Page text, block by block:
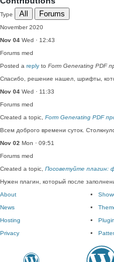
Type All Forums
November 2020
Nov 04 Wed · 12:43
Forums med
Posted a reply to Form Generating PDF
Спасибо, решение нашел, шрифты,
Nov 04 Wed · 11:33
Forums med
Created a topic, Form Generating PDF
Всем доброго времени суток.
Nov 02 Mon · 09:51
Forums med
Created a topic, Посоветуйте плагин:
Нужен плагин, который после
About
News
Hosting
Privacy